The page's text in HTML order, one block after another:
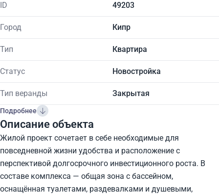
ID 49203
Город Кипр
Тип Квартира
Статус Новостройка
Тип веранды Закрытая
Подробнее
Описание объекта
Жилой проект сочетает в себе необходимые для
повседневной жизни удобства и расположение с
перспективой долгосрочного инвестиционного роста. В
составе комплекса — общая зона с бассейном,
оснащённая туалетами, раздевалками и душевыми,